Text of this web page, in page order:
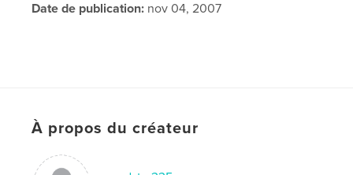
Date de publication: nov 04, 2007
À propos du créateur